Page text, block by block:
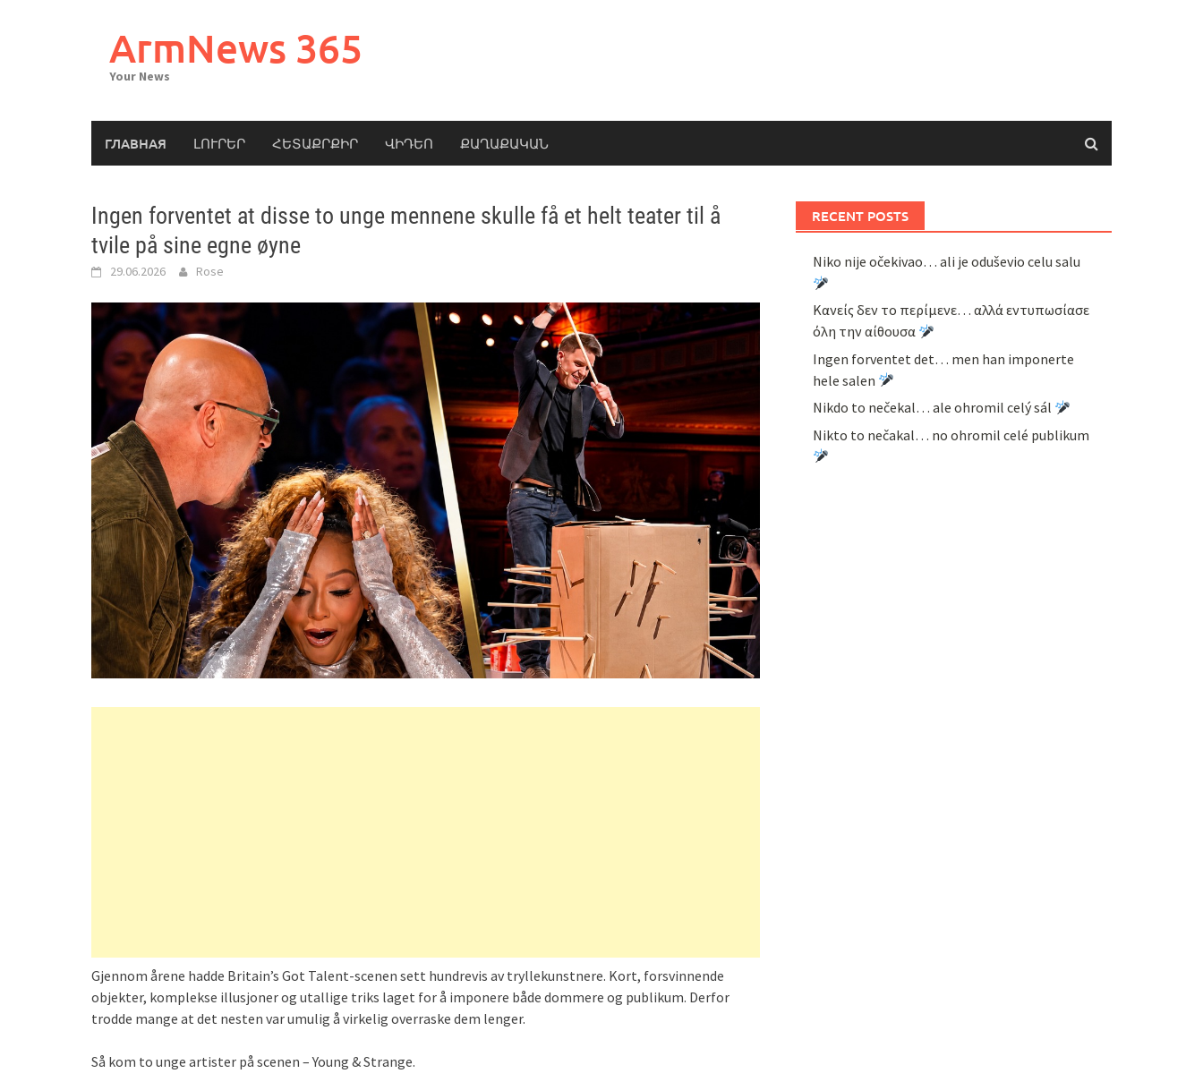
ArmNews 365
Your News
ГЛАВНАЯ ԼՈՒՐԵՐ ՀԵՏԱՔՐՔԻՐ ՎԻԴԵՈ ՔԱՂԱՔԱԿԱՆ
Ingen forventet at disse to unge mennene skulle få et helt teater til å
tvile på sine egne øyne
29.06.2026 Rose
Gjennom årene hadde Britain’s Got Talent-scenen sett hundrevis av tryllekunstnere. Kort, forsvinnende
objekter, komplekse illusjoner og utallige triks laget for å imponere både dommere og publikum. Derfor
trodde mange at det nesten var umulig å virkelig overraske dem lenger.
Så kom to unge artister på scenen – Young & Strange.
RECENT POSTS
Niko nije očekivao… ali je oduševio celu salu
Κανείς δεν το περίμενε… αλλά εντυπωσίασε
όλη την αίθουσα
Ingen forventet det… men han imponerte
hele salen
Nikdo to nečekal… ale ohromil celý sál
Nikto to nečakal… no ohromil celé publikum